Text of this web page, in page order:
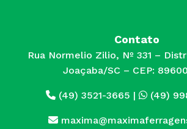
Contato
Rua Normelio Zilio, Nº 331 –
Joaçaba/SC – CEP:
(49) 3521-3665 | (49)